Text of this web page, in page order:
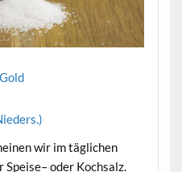
wir im täglichen
oder Kochsalz.